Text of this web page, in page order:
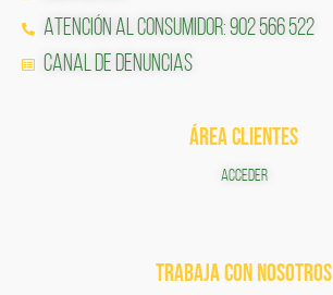
Atención al Consumidor: 902 566 522
Canal de Denuncias
ÁREA CLIENTES
ACCEDER
TRABAJA CON NOSOTROS